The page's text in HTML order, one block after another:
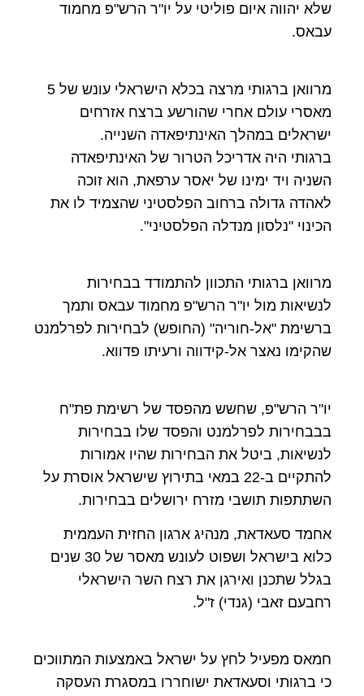
שלא יהווה איום פוליטי על יו"ר הרש"פ מחמוד
עבאס.
מרוואן ברגותי מרצה בכלא הישראלי עונש של 5
מאסרי עולם אחרי שהורשע ברצח אזרחים
ישראלים במהלך האינתיפאדה השנייה.
ברגותי היה אדריכל הטרור של האינתיפאדה
השניה ויד ימינו של יאסר ערפאת, הוא זוכה
לאהדה גדולה ברחוב הפלסטיני שהצמיד לו את
הכינוי "נלסון מנדלה הפלסטיני".
מרוואן ברגותי התכוון להתמודד בבחירות
לנשיאות מול יו"ר הרש"פ מחמוד עבאס ותמך
ברשימת "אל-חוריה" (החופש) לבחירות לפרלמנט
שהקימו נאצר אל-קידווה ורעיתו פדווא.
יו"ר הרש"פ, שחשש מהפסד של רשימת פת"ח
בבבחירות לפרלמנט והפסד שלו בבחירות
לנשיאות, ביטל את הבחירות שהיו אמורות
להתקיים ב-22 במאי בתירוץ שישראל אוסרת על
השתתפות תושבי מזרח ירושלים בבחירות.
אחמד סעאדאת, מנהיג ארגון החזית העממית
כלוא בישראל ושפוט לעונש מאסר של 30 שנים
בגלל שתכנן ואירגן את רצח השר הישראלי
רחבעם זאבי (גנדי) ז"ל.
חמאס מפעיל לחץ על ישראל באמצעות המתווכים
כי ברגותי וסעאדאת ישוחררו במסגרת העסקה